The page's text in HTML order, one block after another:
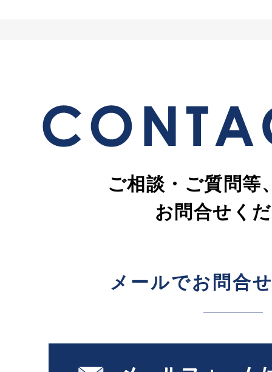
ご相談・ご質問等
お問合せく
メールでお問合